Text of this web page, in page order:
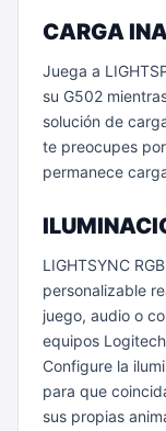
CARGA
Juega a
su G502
solución de
te preocupes
permanece
LIGHTSYNC
personalizable
juego, audio o
equipos
Configure la
para que
sus propias